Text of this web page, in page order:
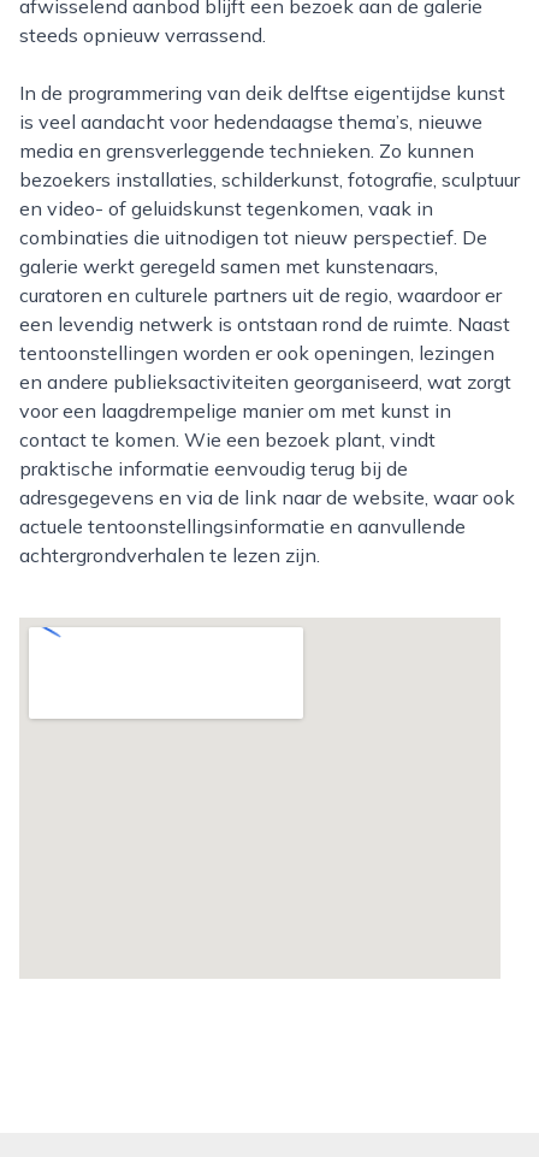
afwisselend aanbod blijft een bezoek aan de galerie
steeds opnieuw verrassend.
In de programmering van deik delftse eigentijdse kunst
is veel aandacht voor hedendaagse thema’s, nieuwe
media en grensverleggende technieken. Zo kunnen
bezoekers installaties, schilderkunst, fotografie, sculptuur
en video- of geluidskunst tegenkomen, vaak in
combinaties die uitnodigen tot nieuw perspectief. De
galerie werkt geregeld samen met kunstenaars,
curatoren en culturele partners uit de regio, waardoor er
een levendig netwerk is ontstaan rond de ruimte. Naast
tentoonstellingen worden er ook openingen, lezingen
en andere publieksactiviteiten georganiseerd, wat zorgt
voor een laagdrempelige manier om met kunst in
contact te komen. Wie een bezoek plant, vindt
praktische informatie eenvoudig terug bij de
adresgegevens en via de link naar de website, waar ook
actuele tentoonstellingsinformatie en aanvullende
achtergrondverhalen te lezen zijn.